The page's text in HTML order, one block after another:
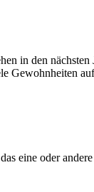
in den
eine oder